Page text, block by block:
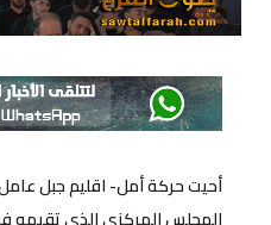
أحيت حركة أمل- اقليم جبل